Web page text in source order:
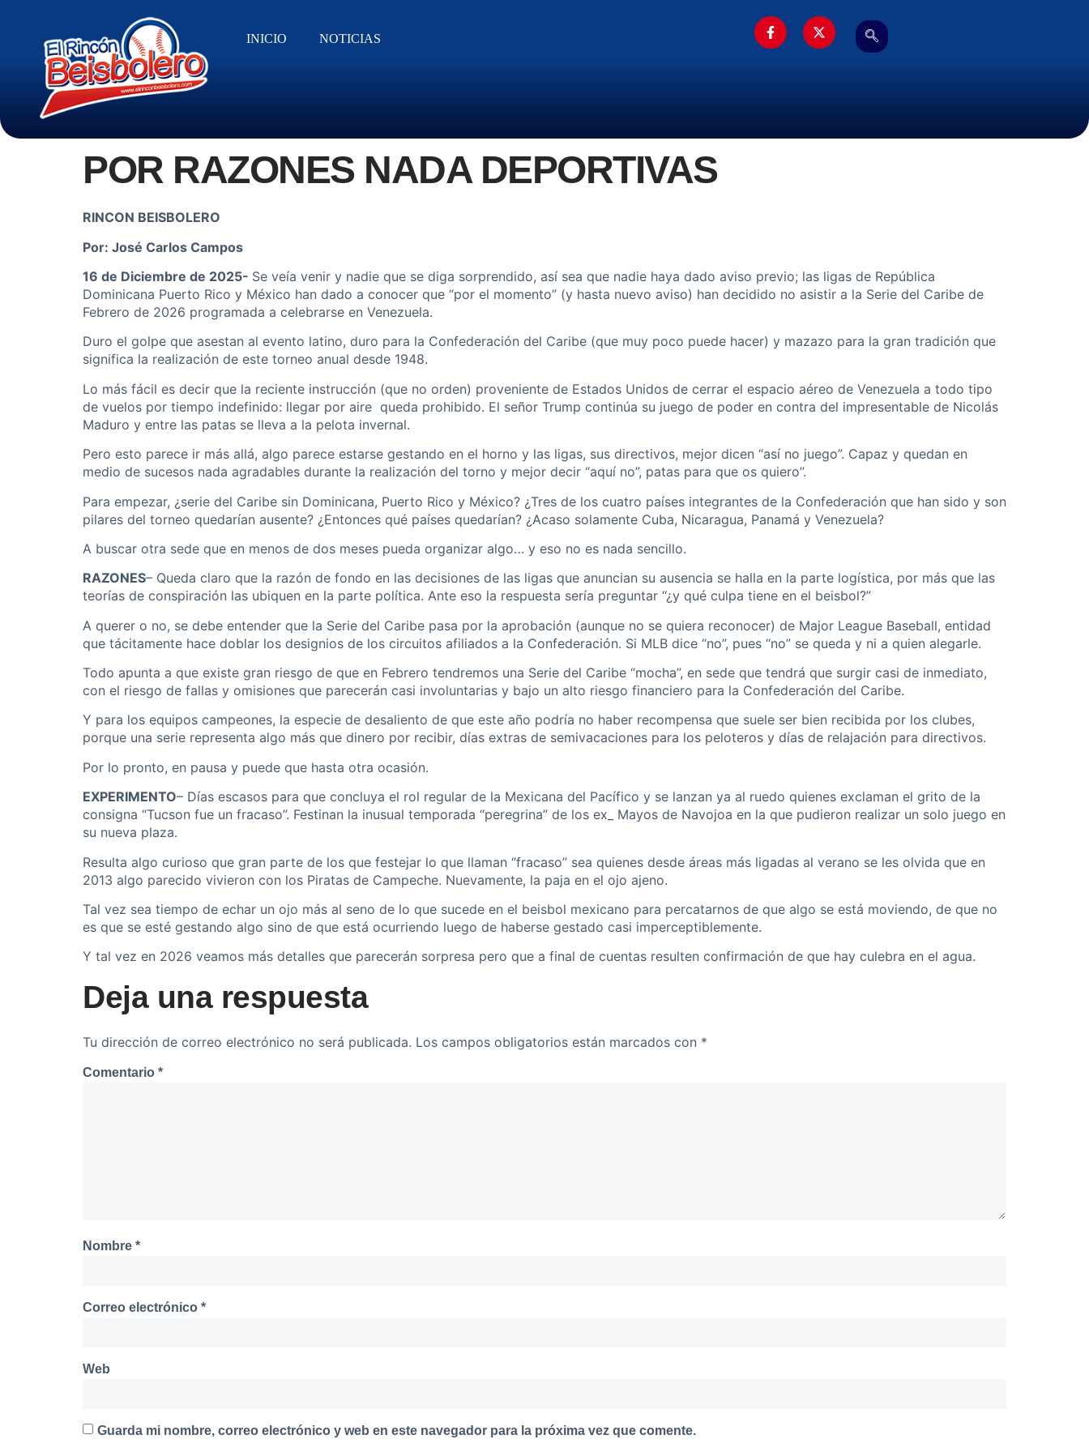
INICIO NOTICIAS
POR RAZONES NADA DEPORTIVAS
RINCON BEISBOLERO
Por: José Carlos Campos
16 de Diciembre de 2025- Se veía venir y nadie que se diga sorprendido, así sea que nadie haya dado aviso previo; las ligas de República
Dominicana Puerto Rico y México han dado a conocer que “por el momento” (y hasta nuevo aviso) han decidido no asistir a la Serie del Caribe de
Febrero de 2026 programada a celebrarse en Venezuela.
Duro el golpe que asestan al evento latino, duro para la Confederación del Caribe (que muy poco puede hacer) y mazazo para la gran tradición que
significa la realización de este torneo anual desde 1948.
Lo más fácil es decir que la reciente instrucción (que no orden) proveniente de Estados Unidos de cerrar el espacio aéreo de Venezuela a todo tipo
de vuelos por tiempo indefinido: llegar por aire queda prohibido. El señor Trump continúa su juego de poder en contra del impresentable de Nicolás
Maduro y entre las patas se lleva a la pelota invernal.
Pero esto parece ir más allá, algo parece estarse gestando en el horno y las ligas, sus directivos, mejor dicen “así no juego”. Capaz y quedan en
medio de sucesos nada agradables durante la realización del torno y mejor decir “aquí no”, patas para que os quiero”.
Para empezar, ¿serie del Caribe sin Dominicana, Puerto Rico y México? ¿Tres de los cuatro países integrantes de la Confederación que han sido y son
pilares del torneo quedarían ausente? ¿Entonces qué países quedarían? ¿Acaso solamente Cuba, Nicaragua, Panamá y Venezuela?
A buscar otra sede que en menos de dos meses pueda organizar algo… y eso no es nada sencillo.
RAZONES– Queda claro que la razón de fondo en las decisiones de las ligas que anuncian su ausencia se halla en la parte logística, por más que las
teorías de conspiración las ubiquen en la parte política. Ante eso la respuesta sería preguntar “¿y qué culpa tiene en el beisbol?”
A querer o no, se debe entender que la Serie del Caribe pasa por la aprobación (aunque no se quiera reconocer) de Major League Baseball, entidad
que tácitamente hace doblar los designios de los circuitos afiliados a la Confederación. Si MLB dice “no”, pues “no” se queda y ni a quien alegarle.
Todo apunta a que existe gran riesgo de que en Febrero tendremos una Serie del Caribe “mocha”, en sede que tendrá que surgir casi de inmediato,
con el riesgo de fallas y omisiones que parecerán casi involuntarias y bajo un alto riesgo financiero para la Confederación del Caribe.
Y para los equipos campeones, la especie de desaliento de que este año podría no haber recompensa que suele ser bien recibida por los clubes,
porque una serie representa algo más que dinero por recibir, días extras de semivacaciones para los peloteros y días de relajación para directivos.
Por lo pronto, en pausa y puede que hasta otra ocasión.
EXPERIMENTO– Días escasos para que concluya el rol regular de la Mexicana del Pacífico y se lanzan ya al ruedo quienes exclaman el grito de la
consigna “Tucson fue un fracaso”. Festinan la inusual temporada “peregrina” de los ex_ Mayos de Navojoa en la que pudieron realizar un solo juego en
su nueva plaza.
Resulta algo curioso que gran parte de los que festejar lo que llaman “fracaso” sea quienes desde áreas más ligadas al verano se les olvida que en
2013 algo parecido vivieron con los Piratas de Campeche. Nuevamente, la paja en el ojo ajeno.
Tal vez sea tiempo de echar un ojo más al seno de lo que sucede en el beisbol mexicano para percatarnos de que algo se está moviendo, de que no
es que se esté gestando algo sino de que está ocurriendo luego de haberse gestado casi imperceptiblemente.
Y tal vez en 2026 veamos más detalles que parecerán sorpresa pero que a final de cuentas resulten confirmación de que hay culebra en el agua.
Deja una respuesta
Tu dirección de correo electrónico no será publicada. Los campos obligatorios están marcados con *
Comentario *
Nombre *
Correo electrónico *
Web
Guarda mi nombre, correo electrónico y web en este navegador para la próxima vez que comente.